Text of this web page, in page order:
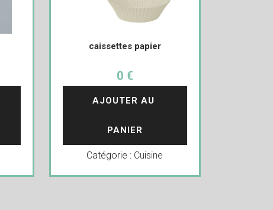
caissettes papier
0 €
AJOUTER AU
PANIER
Catégorie : Cuisine